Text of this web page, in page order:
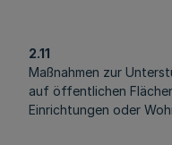
2.11
Maßnahmen zur
auf öffentlichen
Einrichtungen oder